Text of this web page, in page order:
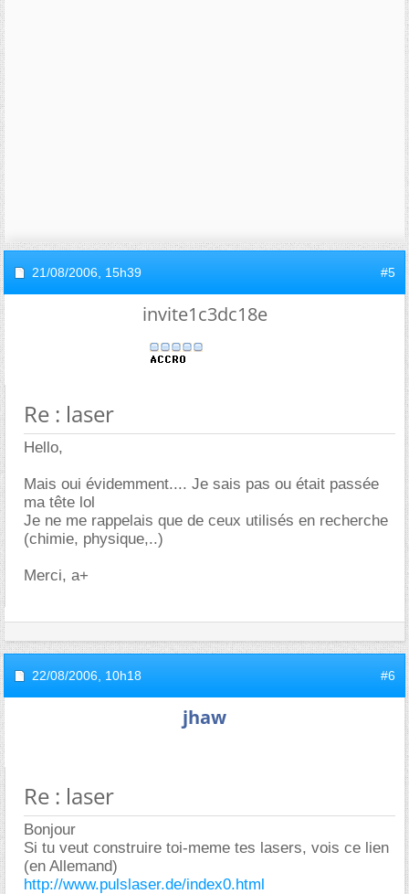
21/08/2006, 15h39 #5
invite1c3dc18e
Re : laser
Hello,
Mais oui évidemment.... Je sais pas ou était passée
ma tête lol
Je ne me rappelais que de ceux utilisés en recherche
(chimie, physique,..)
Merci, a+
22/08/2006, 10h18 #6
jhaw
Re : laser
Bonjour
Si tu veut construire toi-meme tes lasers, vois ce lien
(en Allemand)
http://www.pulslaser.de/index0.html